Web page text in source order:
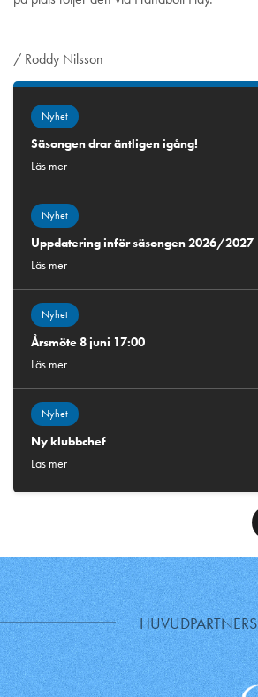
/ Roddy Nilsson
Nyhet
Säsongen drar äntligen igång!
Läs mer
Nyhet
Uppdatering inför säsongen 2026/2027
Läs mer
Nyhet
Årsmöte 8 juni 17:00
Läs mer
Nyhet
Ny klubbchef
Läs mer
HUVUDPARTNERS